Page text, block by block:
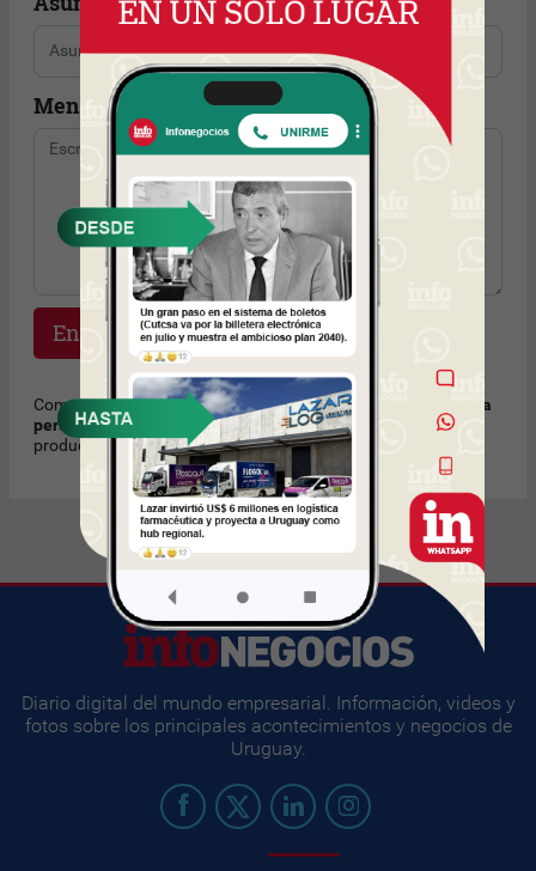
Mensaje
Enviar
Como regla de cortesía, recomendamosno enviar mensajes a
personas que no conocesolicitando trabajo u ofreciendo
productos o servicios no solicitados. Muchas Gracias.
Diario digital del mundo empresarial. Información, videos y
fotos sobre los principales acontecimientos y negocios de
Uruguay.